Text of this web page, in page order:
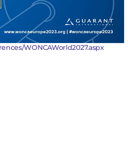
WONCAWorld2027.aspx